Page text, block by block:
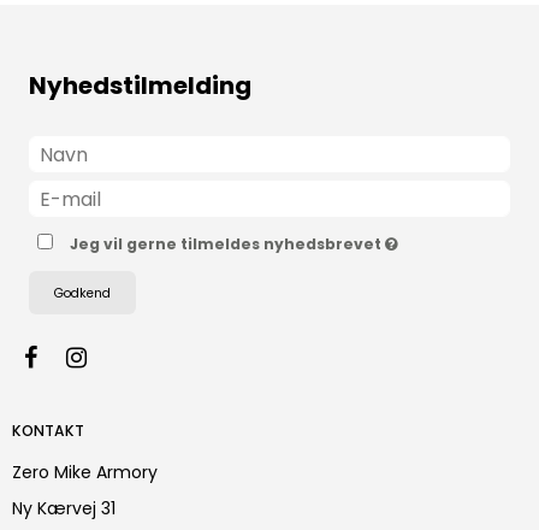
Nyhedstilmelding
Jeg vil gerne tilmeldes nyhedsbrevet
Godkend
KONTAKT
Zero Mike Armory
Ny Kærvej 31